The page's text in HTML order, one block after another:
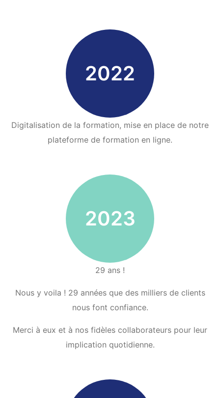
2022
Digitalisation de la formation, mise en place de notre
plateforme de formation en ligne.
29 ans !
Nous y voila ! 29 années que des milliers de clients
nous font confiance.
Merci à eux et à nos fidèles collaborateurs pour leur
implication quotidienne.
2023